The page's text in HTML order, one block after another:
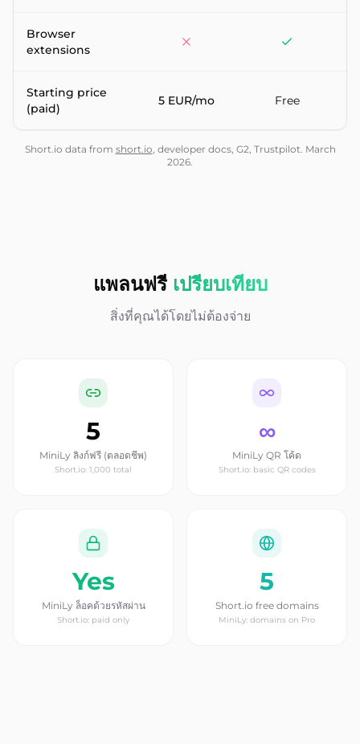
Browser
extensions
Starting price
(paid)
5 EUR/mo Free
Short.io data from short.io, developer docs, G2, Trustpilot. March
2026.
แพลนฟรี เปรียบเทียบ
สิ่งที่คุณได้โดยไม่ต้องจ่าย
5
MiniLy ลิงก์ฟรี (ตลอดชีพ)
Short.io: 1,000 total
∞
MiniLy QR โค้ด
Short.io: basic QR codes
Yes
MiniLy ล็อคด้วยรหัสผ่าน
Short.io: paid only
5
Short.io free domains
MiniLy: domains on Pro